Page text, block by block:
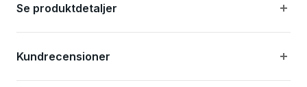
Lätt aluminiumkonstruktion
Ergonomiskt handtag
Se produktdetaljer
Kundrecensioner